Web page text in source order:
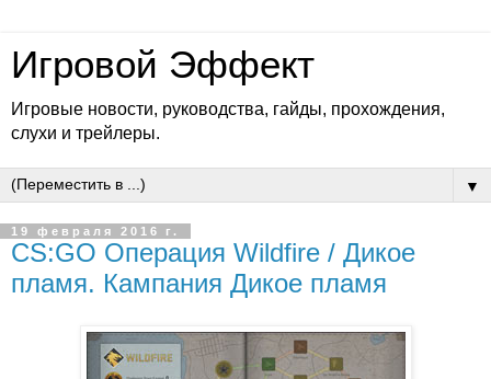
Игровой Эффект
Игровые новости, руководства, гайды, прохождения,
слухи и трейлеры.
▼
19 февраля 2016 г.
CS:GO Операция Wildfire / Дикое
пламя. Кампания Дикое пламя